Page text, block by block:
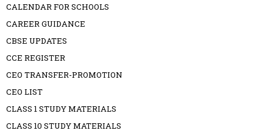
CALENDAR FOR SCHOOLS
CAREER GUIDANCE
CBSE UPDATES
CCE REGISTER
CEO TRANSFER-PROMOTION
CEO LIST
CLASS 1 STUDY MATERIALS
CLASS 10 STUDY MATERIALS